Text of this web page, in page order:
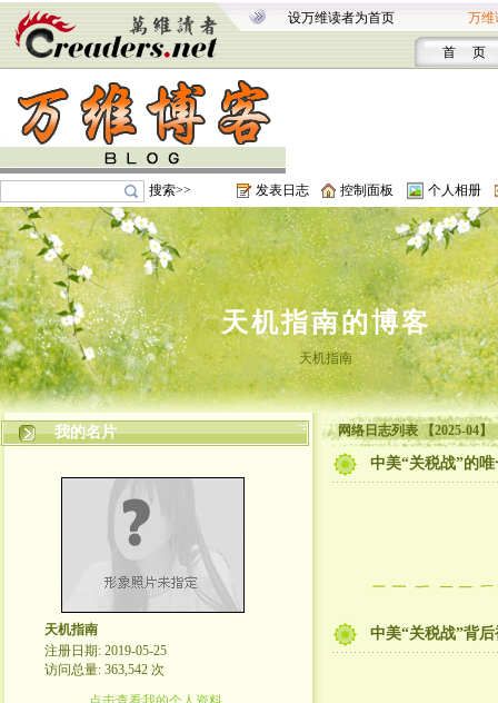
设万维读者为首页 万维
首 页
搜索>> 发表日志 控制面板 个人相册
天机指南的博客
天机指南
我的名片
天机指南
注册日期: 2019-05-25
访问总量: 363,542 次
网络日志列表 【2025-04】
中美“关税战”的
中美“关税战”背